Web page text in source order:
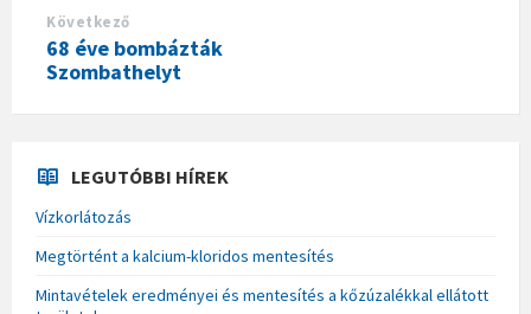
Következő
68 éve bombázták
Szombathelyt
LEGUTÓBBI HÍREK
Vízkorlátozás
Megtörtént a kalcium-kloridos mentesítés
Mintavételek eredményei és mentesítés a kőzúzalékkal ellátott